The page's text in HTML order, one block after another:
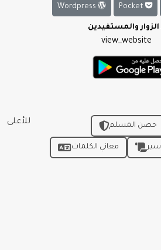
والمستفيدين
للأعلى حصن المسلم
معاني الكلمات